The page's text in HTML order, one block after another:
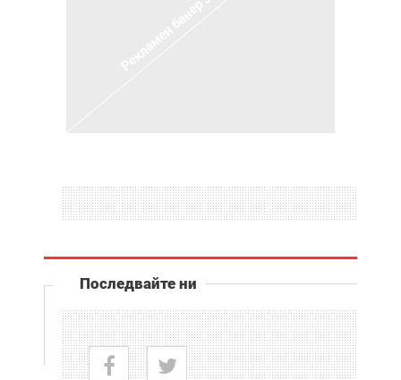
Последвайте ни